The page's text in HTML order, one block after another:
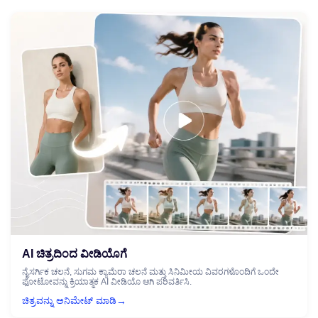
AI ಚಿತ್ರದಿಂದ ವೀಡಿಯೊಗೆ
ನೈಸರ್ಗಿಕ ಚಲನೆ, ಸುಗಮ ಕ್ಯಾಮೆರಾ ಚಲನೆ ಮತ್ತು ಸಿನಿಮೀಯ ವಿವರಗಳೊಂದಿಗೆ ಒಂದೇ
ಫೋಟೋವನ್ನು ಕ್ರಿಯಾತ್ಮಕ AI ವೀಡಿಯೊ ಆಗಿ ಪರಿವರ್ತಿಸಿ.
ಚಿತ್ರವನ್ನು ಅನಿಮೇಟ್ ಮಾಡಿ→